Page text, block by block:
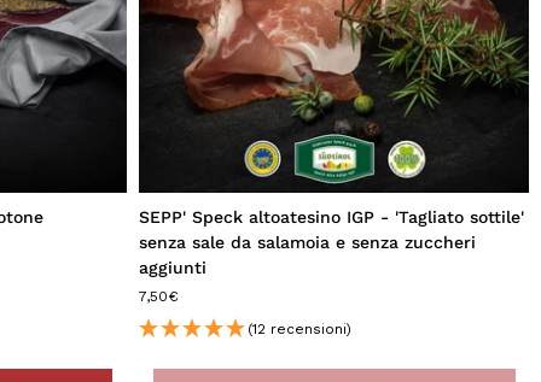
SEPP' Speck altoatesino IGP - 'Tagliato sottile'
senza sale da salamoia e senza zuccheri
aggiunti
7,50€
(12 recensioni)